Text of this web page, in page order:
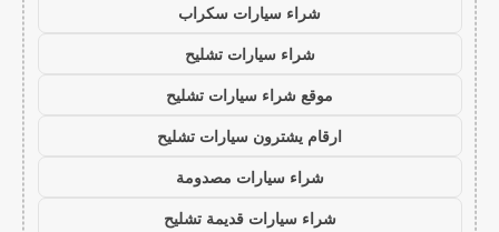
شراء سيارات سكراب
شراء سيارات تشليح
موقع شراء سيارات تشليح
ارقام يشترون سيارات تشليح
شراء سيارات مصدومة
شراء سيارات قديمة تشليح